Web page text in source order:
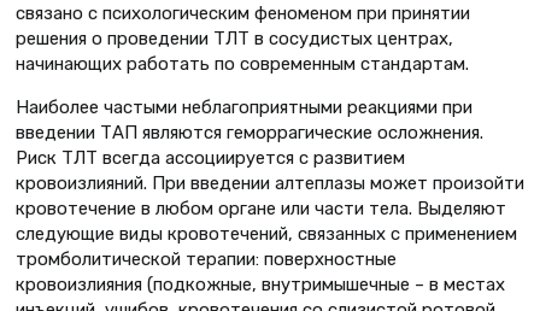
связано с психологическим феноменом при принятии
решения о проведении ТЛТ в сосудистых центрах,
начинающих работать по современным стандартам.
Наиболее частыми неблагоприятными реакциями при
введении ТАП являются геморрагические осложнения.
Риск ТЛТ всегда ассоциируется с развитием
кровоизлияний. При введении алтеплазы может произойти
кровотечение в любом органе или части тела. Выделяют
следующие виды кровотечений, связанных с применением
тромболитической терапии: поверхностные
кровоизлияния (подкожные, внутримышечные – в местах